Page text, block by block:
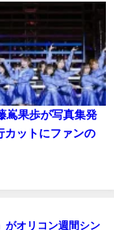
嶌果歩が写真集発
カットにファンの
がオリコン週間シン